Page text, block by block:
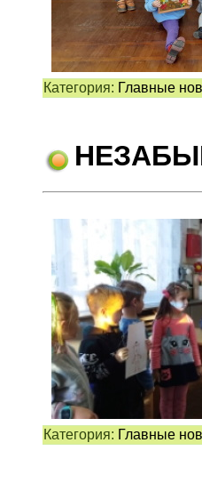
Категория: Главные
Категория: Главные